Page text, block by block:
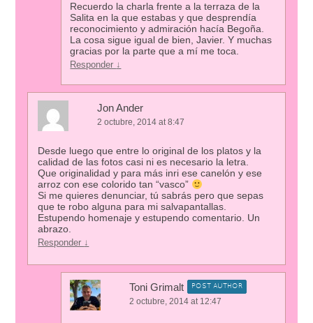
Recuerdo la charla frente a la terraza de la
Salita en la que estabas y que desprendía
reconocimiento y admiración hacía Begoña.
La cosa sigue igual de bien, Javier. Y muchas
gracias por la parte que a mí me toca.
Responder ↓
Jon Ander
2 octubre, 2014 at 8:47
Desde luego que entre lo original de los platos y la
calidad de las fotos casi ni es necesario la letra.
Que originalidad y para más inri ese canelón y ese
arroz con ese colorido tan “vasco”
Si me quieres denunciar, tú sabrás pero que sepas
que te robo alguna para mi salvapantallas.
Estupendo homenaje y estupendo comentario. Un
abrazo.
Responder ↓
Toni Grimalt POST AUTHOR
2 octubre, 2014 at 12:47